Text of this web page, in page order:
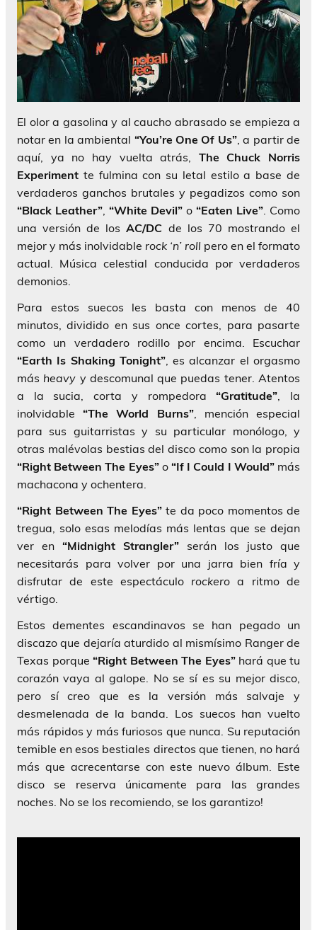
El olor a gasolina y al caucho abrasado se empieza a
notar en la ambiental “You’re One Of Us”, a partir de
aquí, ya no hay vuelta atrás, The Chuck Norris
Experiment te fulmina con su letal estilo a base de
verdaderos ganchos brutales y pegadizos como son
“Black Leather”, “White Devil” o “Eaten Live”. Como
una versión de losAC/DC de los 70 mostrando el
mejor y más inolvidable rock ‘n’ roll pero en el formato
actual. Música celestial conducida por verdaderos
demonios.
Para estos suecos les basta con menos de 40
minutos, dividido en sus once cortes, para pasarte
como un verdadero rodillo por encima. Escuchar
“Earth Is Shaking Tonight”, es alcanzar el orgasmo
más heavy y descomunal que puedas tener. Atentos
a la sucia, corta y rompedora“Gratitude”, la
inolvidable“The World Burns”, mención especial
para sus guitarristas y su particular monólogo, y
otras malévolas bestias del disco como son la propia
“Right Between The Eyes”o“If I Could I Would”más
machacona y ochentera.
“Right Between The Eyes”te da poco momentos de
tregua, solo esas melodías más lentas que se dejan
ver en “Midnight Strangler” serán los justo que
necesitarás para volver por una jarra bien fría y
disfrutar de este espectáculo rockeroa ritmo de
vértigo.
Estos dementes escandinavos se han pegado un
discazo que dejaría aturdido al mismísimo Ranger de
Texas porque “Right Between The Eyes”hará que tu
corazón vaya al galope. No se sí es su mejor disco,
pero sí creo que es la versión más salvaje y
desmelenada de la banda. Los suecos han vuelto
más rápidos y más furiosos que nunca. Su reputación
temible en esos bestiales directos que tienen, no hará
más que acrecentarse con este nuevo álbum. Este
disco se reserva únicamente para las grandes
noches. No se los recomiendo, se los garantizo!